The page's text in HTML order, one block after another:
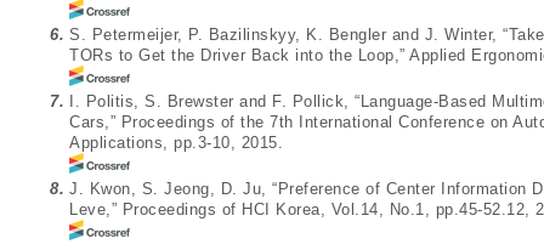
6. S. Petermeijer, P. Bazilinskyy, K. Bengler and J. Winter,
TORs to Get the Driver Back into the Loop,” Applied
7. I. Politis, S. Brewster and F. Pollick, “Language-Based
Cars,” Proceedings of the 7th International Conference on
Applications, pp.3-10, 2015.
8. J. Kwon, S. Jeong, D. Ju, “Preference of Center Information
Leve,” Proceedings of HCI Korea, Vol.14, No.1, pp.45-52.12,